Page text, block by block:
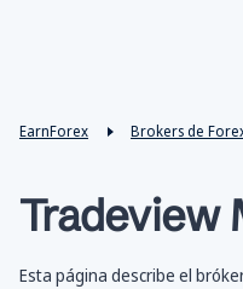
EarnForex Brokers de
Tradeview
Esta página describe el